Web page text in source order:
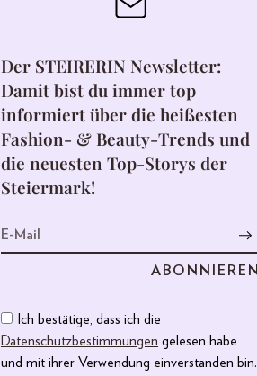
Der STEIRERIN Newsletter:
Damit bist du immer top
informiert über die heißesten
Fashion- & Beauty-Trends und
die neuesten Top-Storys der
Steiermark!
Ich bestätige, dass ich die
Datenschutzbestimmungen gelesen habe
und mit ihrer Verwendung einverstanden bin.